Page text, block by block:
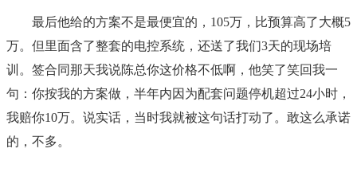
最后他给的方案不是最便宜的，105万，比预算高了大概5
万。但里面含了整套的电控系统，还送了我们3天的现场培
训。签合同那天我说陈总你这价格不低啊，他笑了笑回我一
句：你按我的方案做，半年内因为配套问题停机超过24小时，
我赔你10万。说实话，当时我就被这句话打动了。敢这么承诺
的，不多。